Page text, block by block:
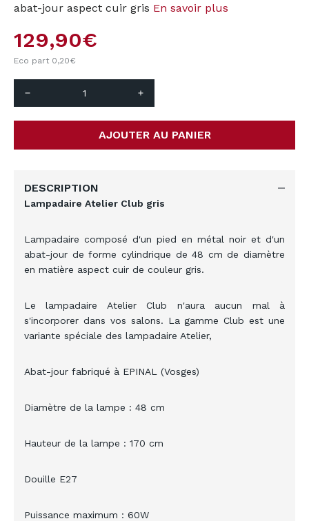
abat-jour aspect cuir gris En savoir plus
129,90€
Eco part 0,20€
add
remove
AJOUTER AU PANIER
DESCRIPTION
Lampadaire Atelier Club gris
Lampadaire composé d'un pied en métal noir et d'un
abat-jour de forme cylindrique de 48 cm de diamètre
en matière aspect cuir de couleur gris.
Le lampadaire Atelier Club n'aura aucun mal à
s'incorporer dans vos salons. La gamme Club est une
variante spéciale des lampadaire Atelier,
Abat-jour fabriqué à EPINAL (Vosges)
Diamètre de la lampe : 48 cm
Hauteur de la lampe : 170 cm
Douille E27
Puissance maximum : 60W